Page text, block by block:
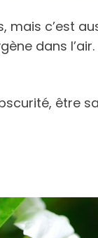
c’est
dans
être